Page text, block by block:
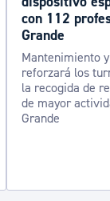
con 112
Grande
Mantenimiento
reforzará los
la recogida de
de mayor
Grande